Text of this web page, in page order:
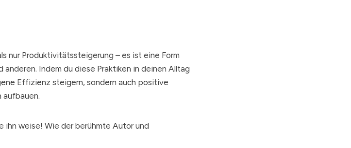
nur Produktivitätssteigerung – es ist eine Form
Indem du diese Praktiken in deinen Alltag
Effizienz steigern, sondern auch positive
aufbauen.
ihn weise! Wie der berühmte Autor und